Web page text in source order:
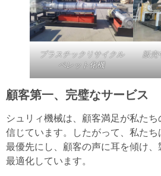
プラスチックリサイクル
ペレット化機
販売
顧客第一、完璧なサービス
シュリィ機械は、顧客満足が私た
信じています。したがって、私た
最優先にし、顧客の声に耳を傾け
最適化しています。